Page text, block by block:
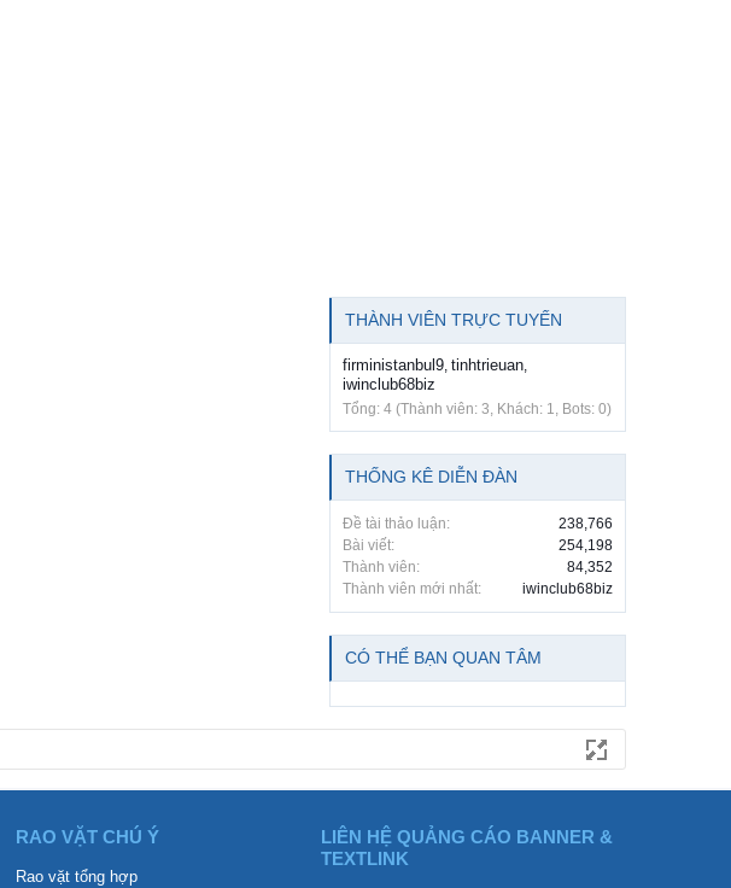
THÀNH VIÊN TRỰC TUYẾN
firministanbul9, tinhtrieuan,
iwinclub68biz
Tổng: 4 (Thành viên: 3, Khách: 1, Bots: 0)
THỐNG KÊ DIỄN ĐÀN
Đề tài thảo luận:
238,766
Bài viết:
254,198
Thành viên:
84,352
Thành viên mới nhất:
iwinclub68biz
CÓ THỂ BẠN QUAN TÂM
RAO VẶT CHÚ Ý
Rao vặt tổng hợp
LIÊN HỆ QUẢNG CÁO BANNER &
TEXTLINK